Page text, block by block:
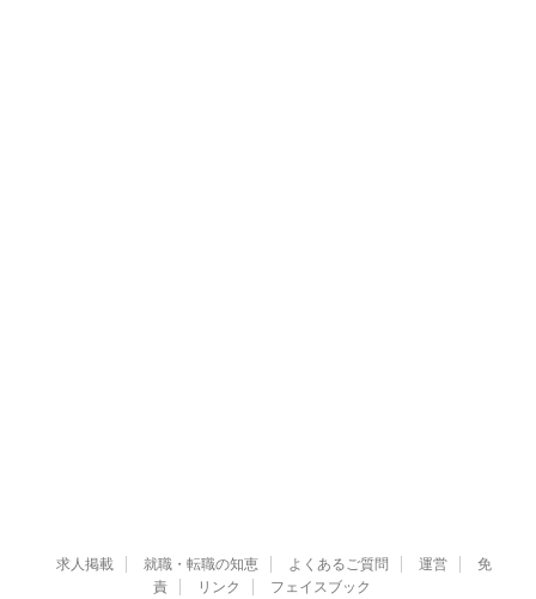
求人掲載 就職・転職の知恵 よくあるご質問 運営
免
責
リンク フェイスブック